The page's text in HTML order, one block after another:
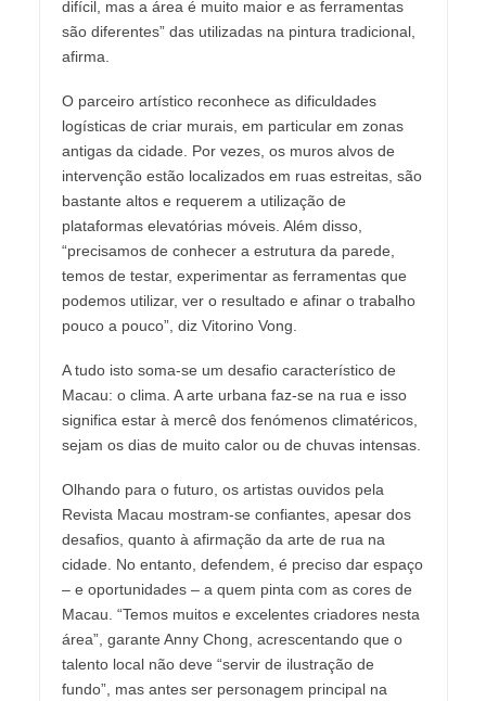
difícil, mas a área é muito maior e as ferramentas
são diferentes” das utilizadas na pintura tradicional,
afirma.
O parceiro artístico reconhece as dificuldades
logísticas de criar murais, em particular em zonas
antigas da cidade. Por vezes, os muros alvos de
intervenção estão localizados em ruas estreitas, são
bastante altos e requerem a utilização de
plataformas elevatórias móveis. Além disso,
“precisamos de conhecer a estrutura da parede,
temos de testar, experimentar as ferramentas que
podemos utilizar, ver o resultado e afinar o trabalho
pouco a pouco”, diz Vitorino Vong.
A tudo isto soma-se um desafio característico de
Macau: o clima. A arte urbana faz-se na rua e isso
significa estar à mercê dos fenómenos climatéricos,
sejam os dias de muito calor ou de chuvas intensas.
Olhando para o futuro, os artistas ouvidos pela
Revista Macau mostram-se confiantes, apesar dos
desafios, quanto à afirmação da arte de rua na
cidade. No entanto, defendem, é preciso dar espaço
– e oportunidades – a quem pinta com as cores de
Macau. “Temos muitos e excelentes criadores nesta
área”, garante Anny Chong, acrescentando que o
talento local não deve “servir de ilustração de
fundo”, mas antes ser personagem principal na